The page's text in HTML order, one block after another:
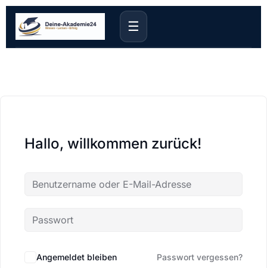
☰
Hallo, willkommen zurück!
Angemeldet bleiben Passwort vergessen?